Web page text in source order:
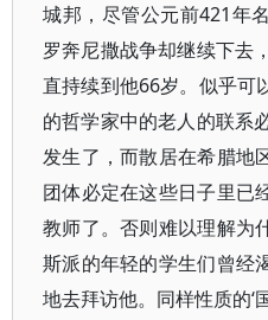
城邦，尽管公元前421年
罗奔尼撒战争却继续下去
直持续到他66岁。似乎可
的哲学家中的老人的联系
发生了，而散居在希腊地
团体必定在这些日子里已
教师了。否则难以理解为
斯派的年轻的学生们曾经
地去拜访他。同样性质的‘